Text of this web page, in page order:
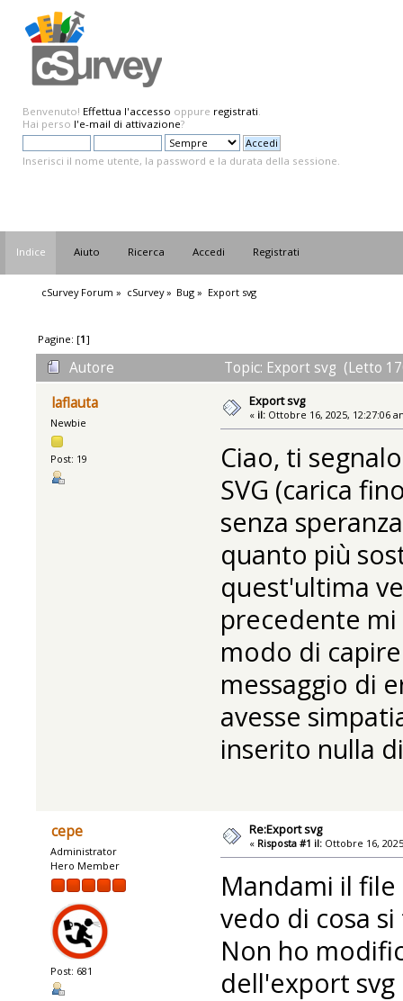
Benvenuto! Effettua l'accesso oppure registrati.
Hai perso l'e-mail di attivazione?
Inserisci il nome utente, la password e la durata della sessione.
Indice Aiuto Ricerca Accedi Registrati
cSurvey Forum » cSurvey» Bug » Export svg
Pagine: [1]
Autore
Topic: Export svg (Letto
laflauta
Newbie
Post: 19
Export svg
« il: Ottobre 16, 2025, 12:27:06
Ciao, ti
SVG (carica
senza
quanto più
quest'ultima
precedente
modo di
messaggio di
avesse
inserito nulla
cepe
Administrator
Hero Member
Post: 681
Re:Export svg
« Risposta #1 il: Ottobre 16,
Mandami il
vedo di cosa
Non ho
dell'export